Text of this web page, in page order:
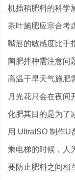
机插稻肥料的科学
茶叶施肥应宗合考
嘴唇的敏感度比手
菌肥拌种需注意问
高温干旱天气施肥
月光花只会在夜间
化肥其目的是为了
用 UltraISO 制作U
乘电梯的时候，人
要防止肥料之间相